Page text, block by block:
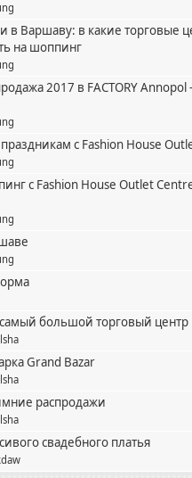
в Варшаву: в какие торговые
на шоппинг
2017 в FACTORY Annopol
с Fashion House
с Fashion House Outlet
большой торговый
Grand Bazar
распродажи
свадебного платья